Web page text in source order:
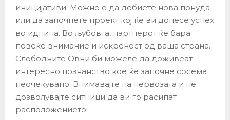
иницијативи. Можно е да добиете нова понуда
или да започнете проект кој ќе ви донесе успех
во иднина. Во љубовта, партнерот ќе бара
повеќе внимание и искреност од ваша страна.
Слободните Овни би можеле да доживеат
интересно познанство кое ќе започне сосема
неочекувано. Внимавајте на нервозата и не
дозволувајте ситници да ви го расипат
расположението.